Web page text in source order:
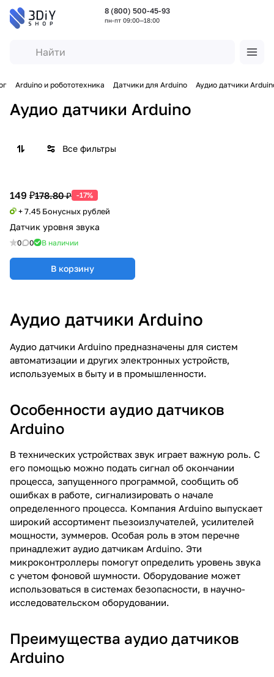
8 (800) 500-45-93
пн-пт 09:00—18:00
Arduino и робототехника Датчики для Arduino Аудио датчики
Аудио датчики Arduino
Все фильтры
149 ₽178.80 ₽ -17%
+ 7.45 Бонусных рублей
Датчик уровня звука
0 0 В наличии
В корзину
Аудио датчики Arduino
Аудио датчики Arduino предназначены для систем
автоматизации и других электронных устройств,
используемых в быту и в промышленности.
Особенности аудио датчиков
Arduino
В технических устройствах звук играет важную роль. С
его помощью можно подать сигнал об окончании
процесса, запущенного программой, сообщить об
ошибках в работе, сигнализировать о начале
определенного процесса. Компания Arduino выпускает
широкий ассортимент пьезоизлучателей, усилителей
мощности, зуммеров. Особая роль в этом перечне
принадлежит аудио датчикам Arduino. Эти
микроконтроллеры помогут определить уровень звука
с учетом фоновой шумности. Оборудование может
использоваться в системах безопасности, в научно-
исследовательском оборудовании.
Преимущества аудио датчиков
Arduino